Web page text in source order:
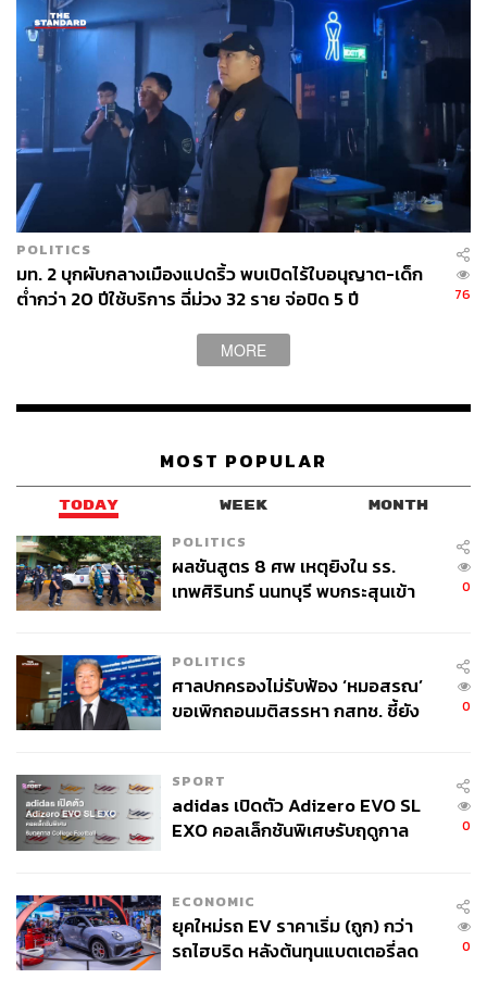
252
ABOUT THE AUTHOR
THE STANDARD TEAM
POLITICS
มท. 2 บุกผับกลางเมืองแปดริ้ว พบเปิดไร้ใบอนุญาต-เด็ก
ต่ำกว่า 20 ปีใช้บริการ ฉี่ม่วง 32 ราย จ่อปิด 5 ปี
76
MORE
MOST POPULAR
TODAY WEEK MONTH
POLITICS
ผลชันสูตร 8 ศพ เหตุยิงใน รร.
เทพศิรินทร์ นนทบุรี พบกระสุนเข้า
0
POLITICS
ศาลปกครองไม่รับฟ้อง ‘หมอสรณ’
ขอเพิกถอนมติสรรหา กสทช. ชี้ยัง
0
SPORT
adidas เปิดตัว Adizero EVO SL
EXO คอลเล็กชันพิเศษรับฤดูกาล
0
ECONOMIC
ยุคใหม่รถ EV ราคาเริ่ม (ถูก) กว่า
รถไฮบริด หลังต้นทุนแบตเตอรี่ลด
0